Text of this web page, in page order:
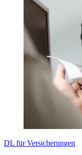
DL für Versicherungen